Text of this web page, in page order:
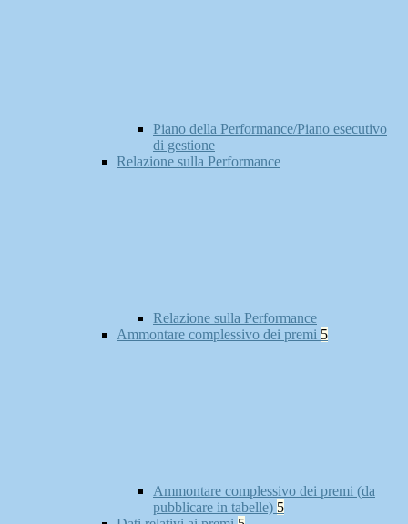
Piano della Performance/Piano esecutivo
di gestione
Relazione sulla Performance
Relazione sulla Performance
Ammontare complessivo dei premi 5
Ammontare complessivo dei premi (da
pubblicare in tabelle) 5